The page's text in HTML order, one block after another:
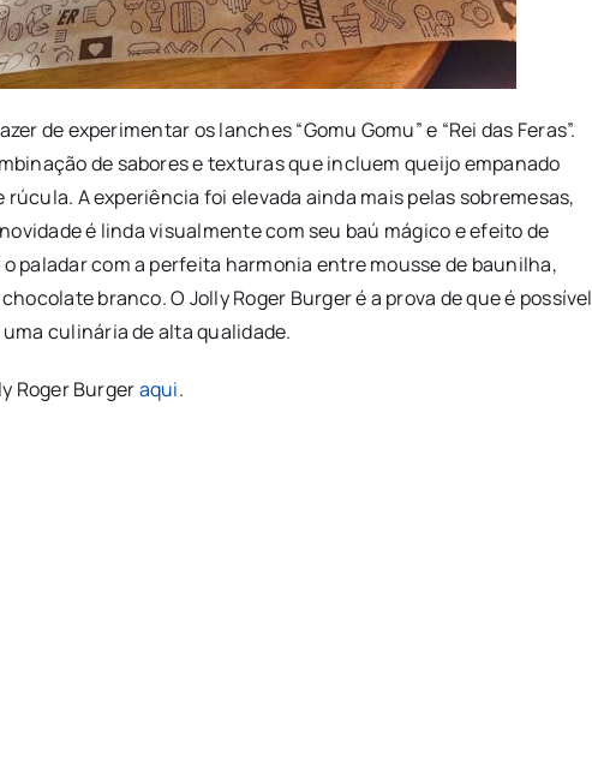
de experimentar os lanches “Gomu Gomu” e “Rei das Feras”.
de sabores e texturas que incluem queijo empanado
A experiência foi elevada ainda mais pelas sobremesas,
é linda visualmente com seu baú mágico e efeito de
paladar com a perfeita harmonia entre mousse de baunilha,
branco. O Jolly Roger Burger é a prova de que é possível
culinária de alta qualidade.
Roger Burgeraqui.